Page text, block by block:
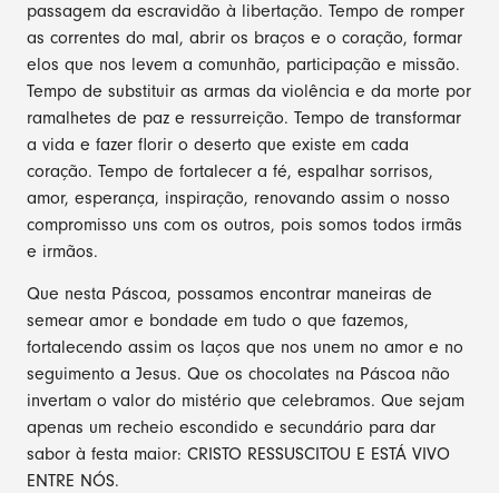
passagem da escravidão à libertação. Tempo de romper
as correntes do mal, abrir os braços e o coração, formar
elos que nos levem a comunhão, participação e missão.
Tempo de substituir as armas da violência e da morte por
ramalhetes de paz e ressurreição. Tempo de transformar
a vida e fazer florir o deserto que existe em cada
coração. Tempo de fortalecer a fé, espalhar sorrisos,
amor, esperança, inspiração, renovando assim o nosso
compromisso uns com os outros, pois somos todos irmãs
e irmãos.
Que nesta Páscoa, possamos encontrar maneiras de
semear amor e bondade em tudo o que fazemos,
fortalecendo assim os laços que nos unem no amor e no
seguimento a Jesus. Que os chocolates na Páscoa não
invertam o valor do mistério que celebramos. Que sejam
apenas um recheio escondido e secundário para dar
sabor à festa maior: CRISTO RESSUSCITOU E ESTÁ VIVO
ENTRE NÓS.